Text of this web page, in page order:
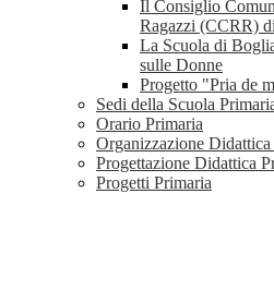
Il Consiglio
Ragazzi (CCRR)
La Scuola di
sulle Donne
Progetto "Pria de
Sedi della Scuola
Orario Primaria
Organizzazione Didattica
Progettazione Didattica
Progetti Primaria